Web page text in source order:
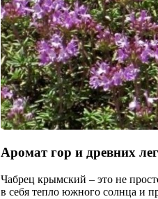
Аромат гор и древних
Чабрец крымский – это не
в себя тепло южного солнца и